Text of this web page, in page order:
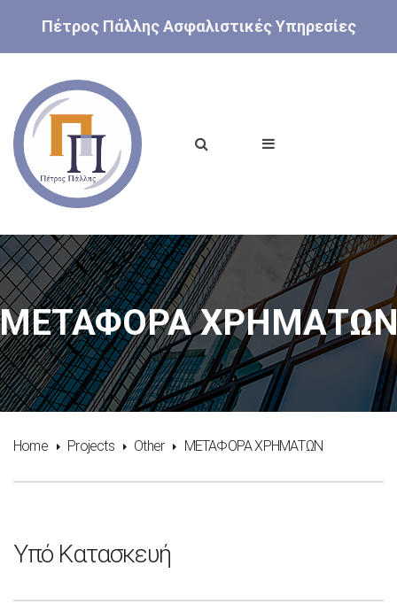
Πέτρος Πάλλης Ασφαλιστικές Υπηρεσίες
Home Projects Other ΜΕΤΑΦΟΡΑ ΧΡΗΜΑΤΩΝ
Υπό Κατασκευή